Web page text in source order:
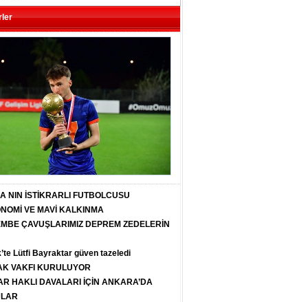
NIN İSTİKRARLI FUTBOLCUSU
VE MAVİ KALKINMA
ÇAVUŞLARIMIZ DEPREM ZEDELERİN
Lütfi Bayraktar güven tazeledi
VAKFI KURULUYOR
HAKLI DAVALARI İÇİN ANKARA’DA